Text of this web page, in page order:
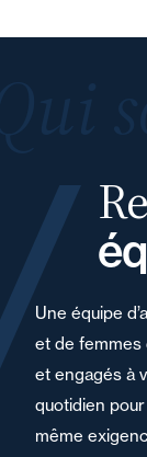
Une équipe
et de femmes
et engagés à
quotidien
même